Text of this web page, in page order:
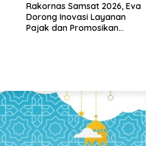
Rakornas Samsat 2026, Eva
Dorong Inovasi Layanan
Pajak dan Promosikan